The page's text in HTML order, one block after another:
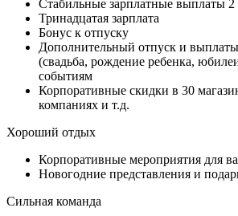
Стабильные зарплатные выплаты 2
Тринадцатая зарплата
Бонус к отпуску
Дополнительный отпуск и
(свадьба, рождение ребенка,
событиям
Корпоративные скидки в 30
компаниях и т.д.
Хороший отдых
Корпоративные мероприятия для
Новогодние представления и
Сильная команда